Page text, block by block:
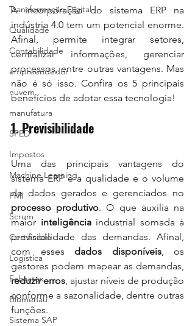
Transformação Digital
Qualidade
Contabilidade
empreendedor
nuvem
manufatura
SPED
Impostos
Machine Learning
PMI
Scrum
Certificado
Logistica
Febratex
Blumenau
Sistema SAP
A incorporação do sistema ERP na
indústria 4.0 tem um potencial enorme.
Afinal, permite integrar setores,
centralizar informações, gerenciar
processos, entre outras vantagens. Mas
não é só isso. Confira os 5 principais
benefícios de adotar essa tecnologia!
1. Previsibilidade
Uma das principais vantagens do
sistema ERP é a qualidade e o volume
processo produtivo. O que auxilia na
maior inteligência industrial somada à
previsibilidade das demandas. Afinal,
com esses dados disponíveis, os
reduzir erros, ajustar níveis de produção
conforme a sazonalidade, dentre outras
funções.